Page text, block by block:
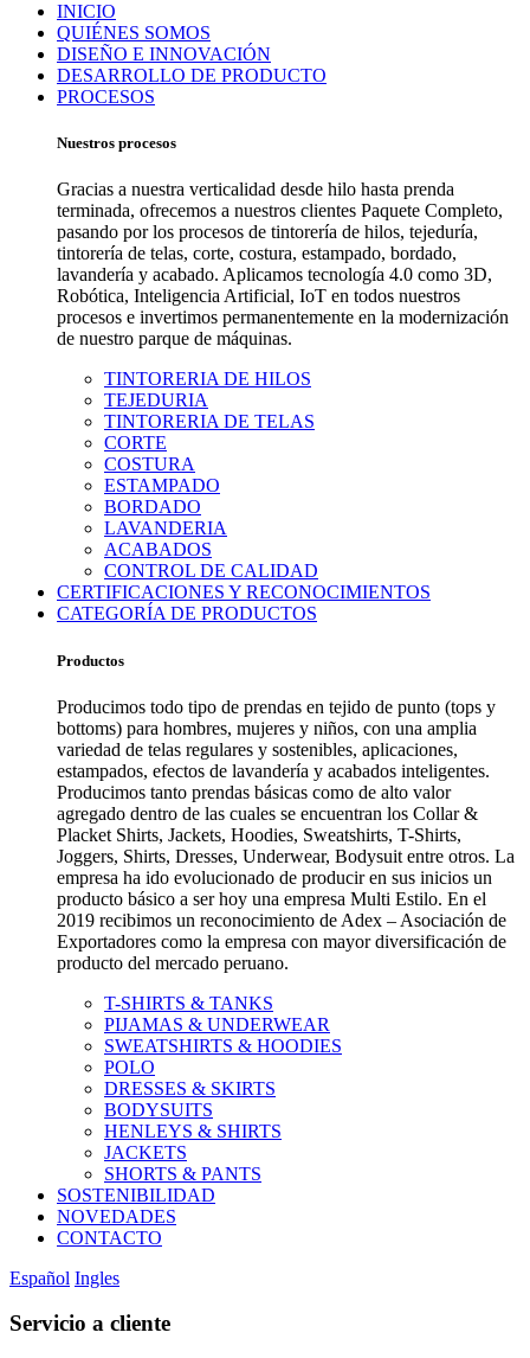
INICIO
QUIÉNES SOMOS
DISEÑO E INNOVACIÓN
DESARROLLO DE PRODUCTO
PROCESOS
Nuestros procesos
Gracias a nuestra verticalidad desde hilo hasta prenda
terminada, ofrecemos a nuestros clientes Paquete Completo,
pasando por los procesos de tintorería de hilos, tejeduría,
tintorería de telas, corte, costura, estampado, bordado,
lavandería y acabado. Aplicamos tecnología 4.0 como 3D,
Robótica, Inteligencia Artificial, IoT en todos nuestros
procesos e invertimos permanentemente en la modernización
de nuestro parque de máquinas.
TINTORERIA DE HILOS
TEJEDURIA
TINTORERIA DE TELAS
CORTE
COSTURA
ESTAMPADO
BORDADO
LAVANDERIA
ACABADOS
CONTROL DE CALIDAD
CERTIFICACIONES Y RECONOCIMIENTOS
CATEGORÍA DE PRODUCTOS
Productos
Producimos todo tipo de prendas en tejido de punto (tops y
bottoms) para hombres, mujeres y niños, con una amplia
variedad de telas regulares y sostenibles, aplicaciones,
estampados, efectos de lavandería y acabados inteligentes.
Producimos tanto prendas básicas como de alto valor
agregado dentro de las cuales se encuentran los Collar &
Placket Shirts, Jackets, Hoodies, Sweatshirts, T-Shirts,
Joggers, Shirts, Dresses, Underwear, Bodysuit entre otros. La
empresa ha ido evolucionado de producir en sus inicios un
producto básico a ser hoy una empresa Multi Estilo. En el
2019 recibimos un reconocimiento de Adex – Asociación de
Exportadores como la empresa con mayor diversificación de
producto del mercado peruano.
T-SHIRTS & TANKS
PIJAMAS & UNDERWEAR
SWEATSHIRTS & HOODIES
POLO
DRESSES & SKIRTS
BODYSUITS
HENLEYS & SHIRTS
JACKETS
SHORTS & PANTS
SOSTENIBILIDAD
NOVEDADES
CONTACTO
Español Ingles
Servicio a cliente